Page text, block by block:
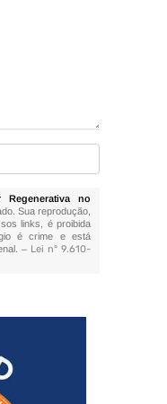
Regenerativa no
Sua reprodução,
links, é proibida
é crime e está
– Lei n° 9.610-